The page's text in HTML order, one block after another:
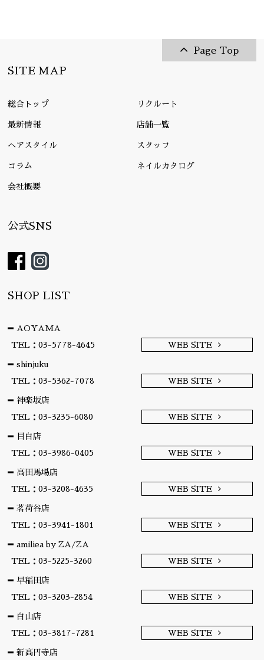
Page Top
SITE MAP
総合トップ リクルート
最新情報 店舗一覧
ヘアスタイル スタッフ
コラム ネイルカタログ
会社概要
公式SNS
SHOP LIST
AOYAMA
TEL：03-5778-4645
WEB SITE
shinjuku
TEL：03-5362-7078
WEB SITE
神楽坂店
TEL：03-3235-6080
WEB SITE
目白店
TEL：03-3986-0405
WEB SITE
高田馬場店
TEL：03-3208-4635
WEB SITE
茗荷谷店
TEL：03-3941-1801
WEB SITE
amiliea by ZA/ZA
TEL：03-5225-3260
WEB SITE
早稲田店
TEL：03-3203-2854
WEB SITE
白山店
TEL：03-3817-7281
WEB SITE
新高円寺店